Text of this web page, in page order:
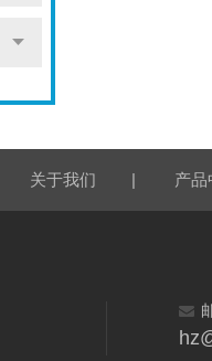
关于我们 | 产品